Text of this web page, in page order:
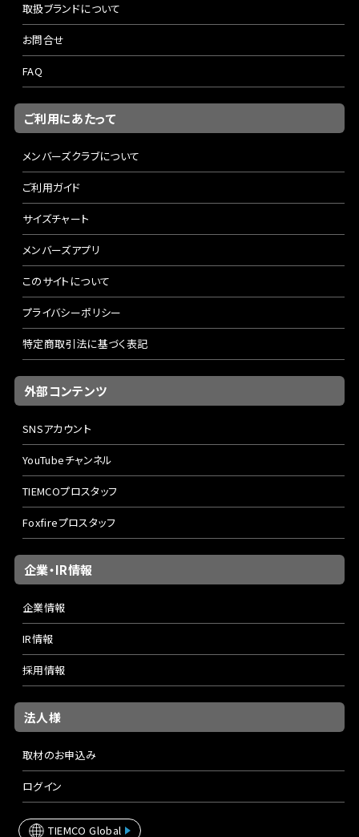
取扱ブランドについて
お問合せ
FAQ
ご利用にあたって
メンバーズクラブについて
ご利用ガイド
サイズチャート
メンバーズアプリ
このサイトについて
プライバシーポリシー
特定商取引法に基づく表記
外部コンテンツ
SNSアカウント
YouTubeチャンネル
TIEMCOプロスタッフ
Foxfireプロスタッフ
企業・IR情報
企業情報
IR情報
採用情報
法人様
取材のお申込み
ログイン
TIEMCO Global